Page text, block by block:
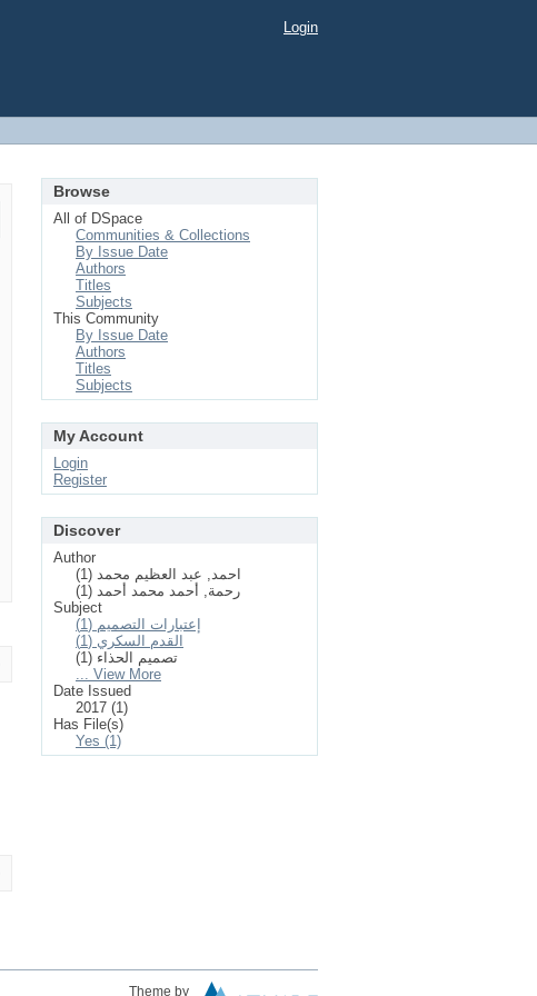
Login
Browse
All of DSpace
Communities & Collections
By Issue Date
Authors
Titles
Subjects
This Community
By Issue Date
Authors
Titles
Subjects
My Account
Login
Register
Discover
Author
احمد, عبد العظیم محمد (1)
رحمة, أحمد محمد أحمد (1)
Subject
إعتبارات التصمیم (1)
القدم السكري (1)
تصمیم الحذاء (1)
... View More
Date Issued
2017 (1)
Has File(s)
Yes (1)
Theme by